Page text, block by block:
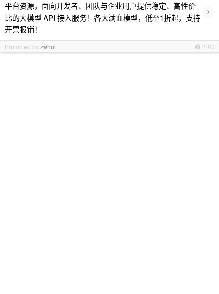
平台资源，面向开发者、团队与企业用户提供稳定、高性价
比的大模型 API 接入服务！各大满血模型，低至1折起，支持
开票报销！
›
Promoted byzwhui PRO